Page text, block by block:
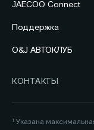
JAECOO Connect
Поддержка
O&J АВТОКЛУБ
КОНТАКТЫ
¹ Указана